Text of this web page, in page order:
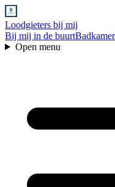
Loodgieters bij mij
Bij mij in de buurt
Open menu